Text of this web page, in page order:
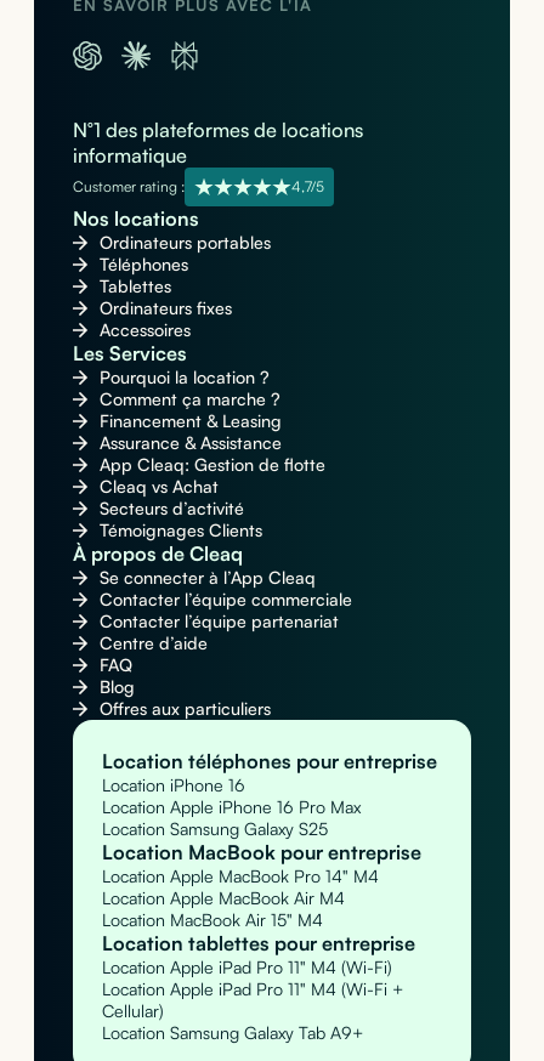
EN SAVOIR PLUS AVEC L'IA
N°1 des plateformes de locations
informatique
Customer rating : 4,7/5
Nos locations
Ordinateurs portables
Téléphones
Tablettes
Ordinateurs fixes
Accessoires
Les Services
Pourquoi la location ?
Comment ça marche ?
Financement & Leasing
Assurance & Assistance
App Cleaq: Gestion de flotte
Cleaq vs Achat
Secteurs d’activité
Témoignages Clients
À propos de Cleaq
Se connecter à l’App Cleaq
Contacter l’équipe commerciale
Contacter l’équipe partenariat
Centre d’aide
FAQ
Blog
Offres aux particuliers
Location téléphones pour entreprise
Location iPhone 16
Location Apple iPhone 16 Pro Max
Location Samsung Galaxy S25
Location MacBook pour entreprise
Location Apple MacBook Pro 14" M4
Location Apple MacBook Air M4
Location MacBook Air 15" M4
Location tablettes pour entreprise
Location Apple iPad Pro 11" M4 (Wi-Fi)
Location Apple iPad Pro 11" M4 (Wi-Fi +
Cellular)
Location Samsung Galaxy Tab A9+